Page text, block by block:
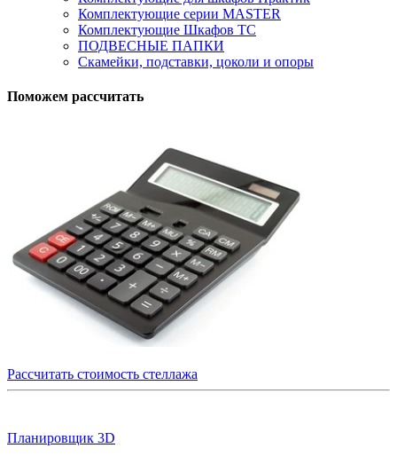
Комплектующие серии MASTER
Комплектующие Шкафов ТС
ПОДВЕСНЫЕ ПАПКИ
Скамейки, подставки, цоколи и опоры
Поможем рассчитать
Рассчитать стоимость стеллажа
Планировщик 3D